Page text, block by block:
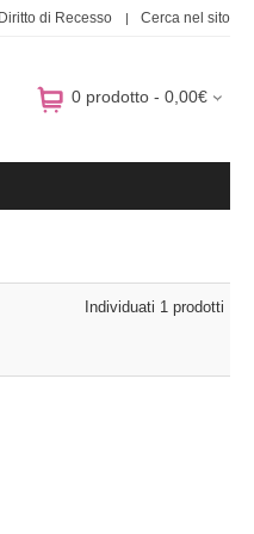
Diritto di Recesso Cerca nel sito
0 prodotto - 0,00€
Individuati 1 prodotti